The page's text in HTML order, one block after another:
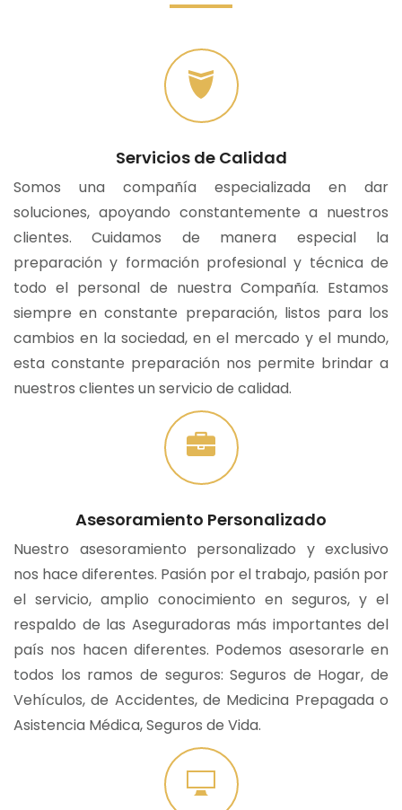
Servicios de Calidad
Somos una compañía especializada en dar
soluciones, apoyando constantemente a nuestros
clientes. Cuidamos de manera especial la
preparación y formación profesional y técnica de
todo el personal de nuestra Compañía. Estamos
siempre en constante preparación, listos para los
cambios en la sociedad, en el mercado y el mundo,
esta constante preparación nos permite brindar a
nuestros clientes un servicio de calidad.
Asesoramiento Personalizado
Nuestro asesoramiento personalizado y exclusivo
nos hace diferentes. Pasión por el trabajo, pasión por
el servicio, amplio conocimiento en seguros, y el
respaldo de las Aseguradoras más importantes del
país nos hacen diferentes. Podemos asesorarle en
todos los ramos de seguros: Seguros de Hogar, de
Vehículos, de Accidentes, de Medicina Prepagada o
Asistencia Médica, Seguros de Vida.